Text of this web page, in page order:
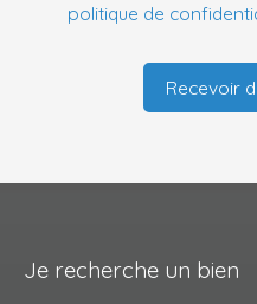
politique de
Recevoir
Je recherche un bien